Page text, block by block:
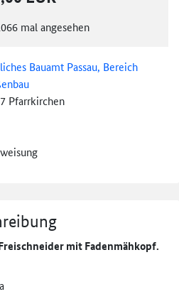
mal angesehen
Bauamt Passau, Bereich
Pfarrkirchen
mit Fadenmähkopf.